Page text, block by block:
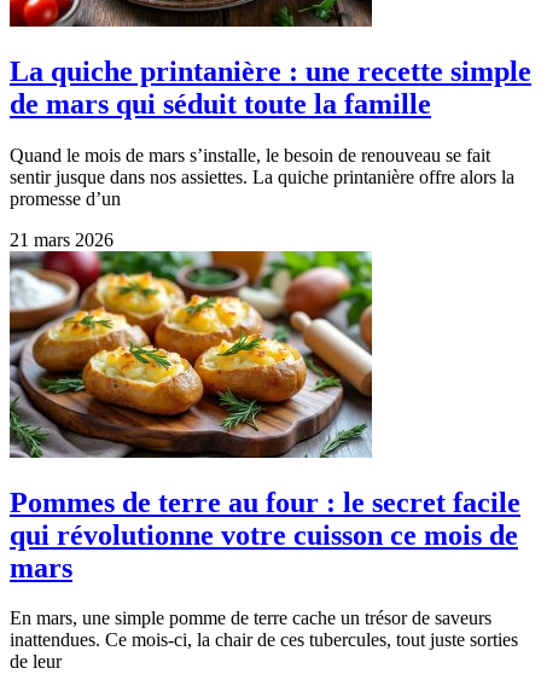
La quiche printanière : une recette simple
de mars qui séduit toute la famille
Quand le mois de mars s’installe, le besoin de renouveau se fait
sentir jusque dans nos assiettes. La quiche printanière offre alors la
promesse d’un
21 mars 2026
Pommes de terre au four : le secret facile
qui révolutionne votre cuisson ce mois de
mars
En mars, une simple pomme de terre cache un trésor de saveurs
inattendues. Ce mois-ci, la chair de ces tubercules, tout juste sorties
de leur